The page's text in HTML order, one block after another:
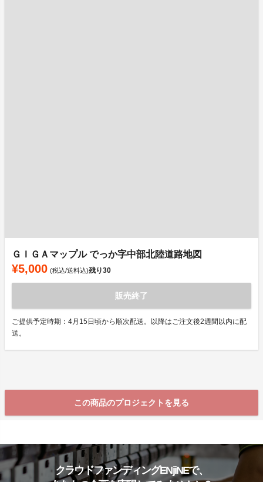
ＧＩＧＡマップル でっか字中部北陸道路地図
¥5,000 (税込/送料込)残り30
販売終了
ご提供予定時期：4月15日頃から順次配送。以降はご注文後2週間以内に配
送。
この商品のプロジェクトを見る
クラウドファンディングENjiNEで、